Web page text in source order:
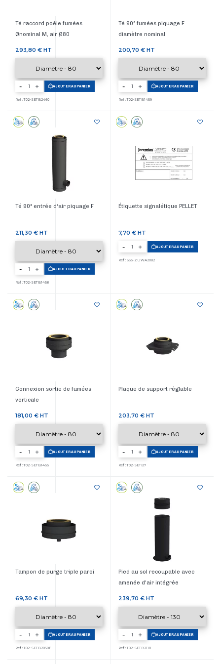
Té raccord poêle fumées
Ønominal M, air Ø80
Prix
293,80 € HT
- AJOUTER AU PANIER
Ref : T02-SETB2460
Té 90° fumées piquage F
diamètre nominal
Prix
200,70 € HT
- AJOUTER AU PANIER
Ref : T02-SETB1459
Té 90° entrée d‘air piquage F
Prix
211,30 € HT
- AJOUTER AU PANIER
Ref : T02-SETB1458
Étiquette signalétique PELLET
Prix
7,70 € HT
- AJOUTER AU PANIER
Ref : 665-ZUWA2082
Connexion sortie de fumées
verticale
Prix
181,00 € HT
- AJOUTER AU PANIER
Ref : T02-SETB1455
Plaque de support réglable
Prix
203,70 € HT
- AJOUTER AU PANIER
Ref : T02-SETB7
Tampon de purge triple paroi
Prix
69,30 € HT
- AJOUTER AU PANIER
Ref : T02-SETB2050F
Pied au sol recoupable avec
amenée d'air intégrée
Prix
239,70 € HT
- AJOUTER AU PANIER
Ref : T02-SETB2118